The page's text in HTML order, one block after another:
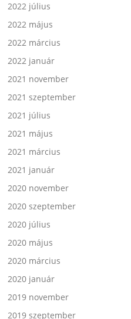
2022 július
2022 május
2022 március
2022 január
2021 november
2021 szeptember
2021 július
2021 május
2021 március
2021 január
2020 november
2020 szeptember
2020 július
2020 május
2020 március
2020 január
2019 november
2019 szeptember